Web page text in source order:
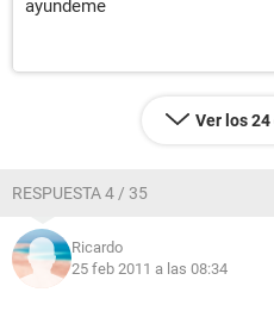
ayundeme
Ver los
RESPUESTA 4 / 35
Ricardo
25 feb 2011 a las 08:34